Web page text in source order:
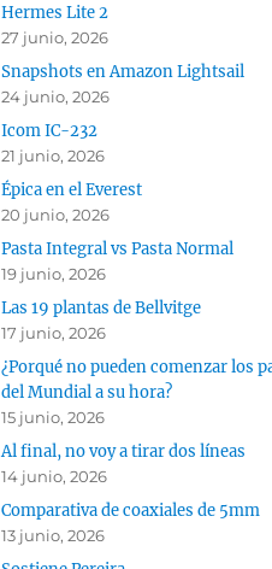
Hermes Lite 2
27 junio, 2026
Snapshots en Amazon Lightsail
24 junio, 2026
Icom IC-232
21 junio, 2026
Épica en el Everest
20 junio, 2026
Pasta Integral vs Pasta Normal
19 junio, 2026
Las 19 plantas de Bellvitge
17 junio, 2026
¿Porqué no pueden comenzar los
del Mundial a su hora?
15 junio, 2026
Al final, no voy a tirar dos líneas
14 junio, 2026
Comparativa de coaxiales de 5mm
13 junio, 2026